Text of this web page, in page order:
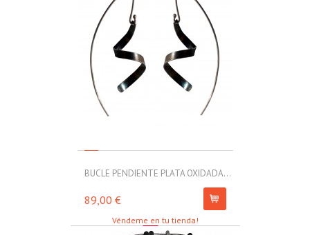
BUCLE PENDIENTE PLATA OXIDADA...
89,00 €
Véndeme en tu tienda!